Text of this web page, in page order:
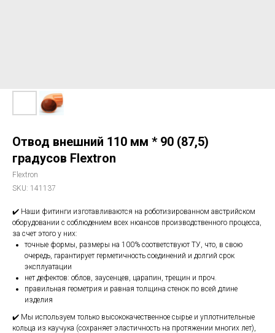
Отвод внешний 110 мм * 90 (87,5)
градусов Flextron
Flextron
SKU: 141137
✔️ Наши фитинги изготавливаются на роботизированном австрийском
оборудовании с соблюдением всех нюансов производственного процесса,
за счет этого у них:
точные формы, размеры на 100% соответствуют ТУ, что, в свою
очередь, гарантирует герметичность соединений и долгий срок
эксплуатации
нет дефектов: облов, заусенцев, царапин, трещин и проч.
правильная геометрия и равная толщина стенок по всей длине
изделия
✔️ Мы используем только высококачественное сырье и уплотнительные
кольца из каучука (сохраняет эластичность на протяжении многих лет),